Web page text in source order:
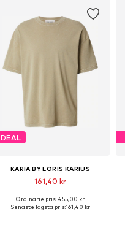
DEAL
KARIA BY LORIS KARIUS
161,40 kr
Ordinarie pris: 455,00 kr
Senaste lägsta pris:161,40 kr